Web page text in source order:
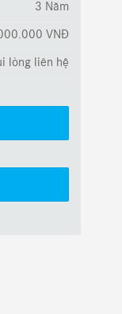
3 Năm
VNĐ
lòng liên hệ